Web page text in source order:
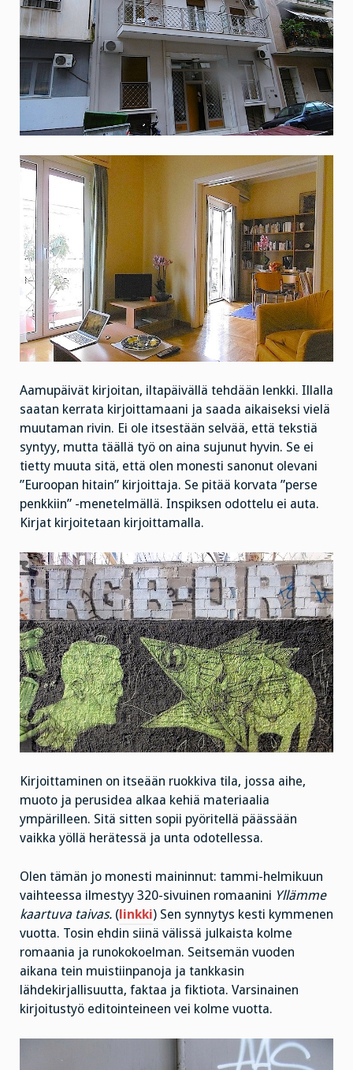
Aamupäivät kirjoitan, iltapäivällä tehdään lenkki. Illalla
saatan kerrata kirjoittamaani ja saada aikaiseksi vielä
muutaman rivin. Ei ole itsestään selvää, että tekstiä
syntyy, mutta täällä työ on aina sujunut hyvin. Se ei
tietty muuta sitä, että olen monesti sanonut olevani
”Euroopan hitain” kirjoittaja. Se pitää korvata ”perse
penkkiin” -menetelmällä. Inspiksen odottelu ei auta.
Kirjat kirjoitetaan kirjoittamalla.
Kirjoittaminen on itseään ruokkiva tila, jossa aihe,
muoto ja perusidea alkaa kehiä materiaalia
ympärilleen. Sitä sitten sopii pyöritellä päässään
vaikka yöllä herätessä ja unta odotellessa.
Olen tämän jo monesti maininnut: tammi-helmikuun
vaihteessa ilmestyy 320-sivuinen romaanini Yllämme
kaartuva taivas. (linkki) Sen synnytys kesti kymmenen
vuotta. Tosin ehdin siinä välissä julkaista kolme
romaania ja runokokoelman. Seitsemän vuoden
aikana tein muistiinpanoja ja tankkasin
lähdekirjallisuutta, faktaa ja fiktiota. Varsinainen
kirjoitustyö editointeineen vei kolme vuotta.